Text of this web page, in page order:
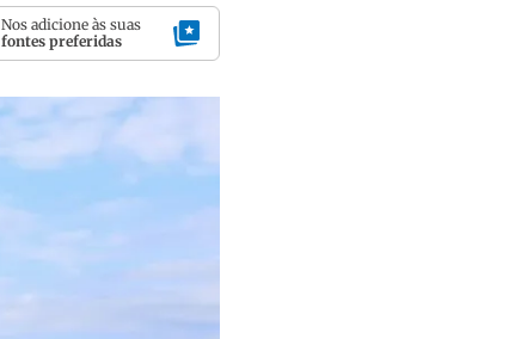
Nos adicione às suas
fontes preferidas